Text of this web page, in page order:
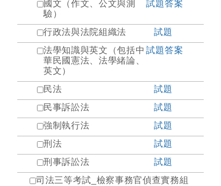
國文（作文、公文與測
驗）
試題答案
行政法與法院組織法
試題
法學知識與英文（包括中
華民國憲法、法學緒論、
英文）
試題答案
民法
試題
民事訴訟法
試題
強制執行法
試題
刑法
試題
刑事訴訟法
試題
司法三等考試_檢察事務官偵查實務組